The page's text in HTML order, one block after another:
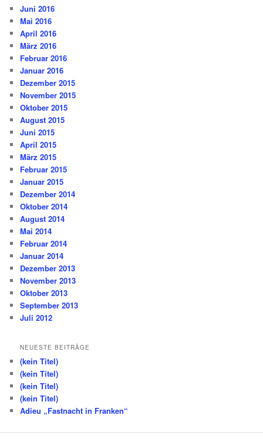
Juni 2016
Mai 2016
April 2016
März 2016
Februar 2016
Januar 2016
Dezember 2015
November 2015
Oktober 2015
August 2015
Juni 2015
April 2015
März 2015
Februar 2015
Januar 2015
Dezember 2014
Oktober 2014
August 2014
Mai 2014
Februar 2014
Januar 2014
Dezember 2013
November 2013
Oktober 2013
September 2013
Juli 2012
NEUESTE BEITRÄGE
(kein Titel)
(kein Titel)
(kein Titel)
(kein Titel)
Adieu „Fastnacht in Franken“